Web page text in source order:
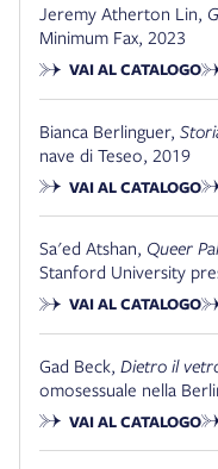
Jeremy Atherton Lin,
Minimum Fax, 2023
VAI AL CATALOGO
Bianca Berlinguer,
nave di Teseo, 2019
VAI AL CATALOGO
Sa'ed Atshan, Queer
Stanford University
VAI AL CATALOGO
Gad Beck, Dietro il
omosessuale nella
VAI AL CATALOGO